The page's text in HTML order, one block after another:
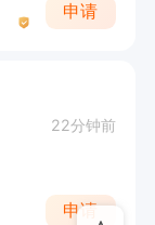
申请
22分钟前
申请